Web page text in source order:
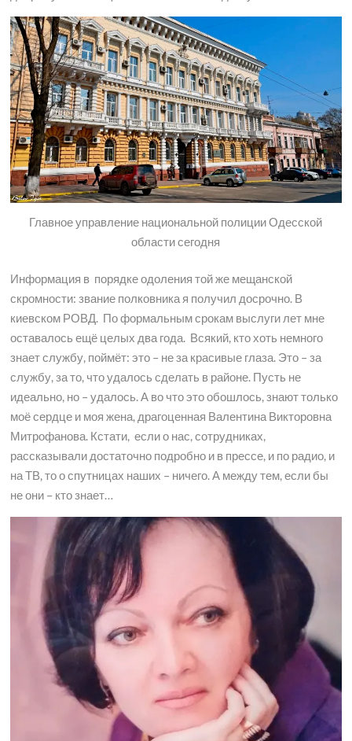
Главное управление национальной полиции Одесской
области сегодня
Информация в порядке одоления той же мещанской
скромности: звание полковника я получил досрочно. В
киевском РОВД. По формальным срокам выслуги лет мне
оставалось ещё целых два года. Всякий, кто хоть немного
знает службу, поймёт: это – не за красивые глаза. Это – за
службу, за то, что удалось сделать в районе. Пусть не
идеально, но – удалось. А во что это обошлось, знают только
моё сердце и моя жена, драгоценная Валентина Викторовна
Митрофанова. Кстати, если о нас, сотрудниках,
рассказывали достаточно подробно и в прессе, и по радио, и
на ТВ, то о спутницах наших – ничего. А между тем, если бы
не они – кто знает…